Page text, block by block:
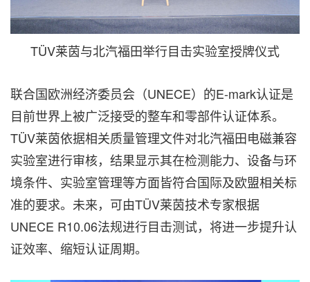
TÜV莱茵与北汽福田举行目击实验室授牌仪式
联合国欧洲经济委员会（UNECE）的E-mark认证是
目前世界上被广泛接受的整车和零部件认证体系。
TÜV莱茵依据相关质量管理文件对北汽福田电磁兼容
实验室进行审核，结果显示其在检测能力、设备与环
境条件、实验室管理等方面皆符合国际及欧盟相关标
准的要求。未来，可由TÜV莱茵技术专家根据
UNECE R10.06法规进行目击测试，将进一步提升认
证效率、缩短认证周期。